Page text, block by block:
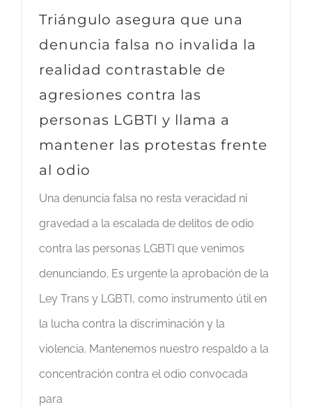
Triángulo asegura que una
denuncia falsa no invalida la
realidad contrastable de
agresiones contra las
personas LGBTI y llama a
mantener las protestas frente
al odio
Una denuncia falsa no resta veracidad ni
gravedad a la escalada de delitos de odio
contra las personas LGBTI que venimos
denunciando. Es urgente la aprobación de la
Ley Trans y LGBTI, como instrumento útil en
la lucha contra la discriminación y la
violencia. Mantenemos nuestro respaldo a la
concentración contra el odio convocada
para